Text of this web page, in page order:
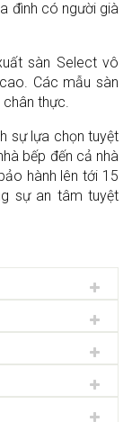
đình có người già
sàn Select vô
Các mẫu sàn
thực.
sự lựa chọn tuyệt
bếp đến cả nhà
hành lên tới 15
sự an tâm tuyệt